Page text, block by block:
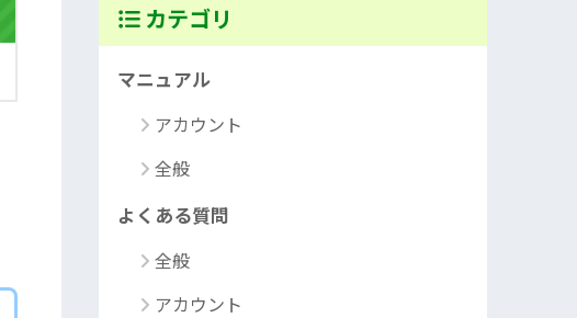
カテゴリ
マニュアル
アカウント
全般
よくある質問
全般
アカウント